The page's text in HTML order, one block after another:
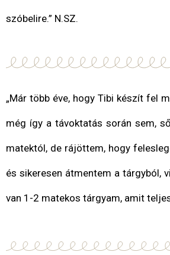
szóbelire.” N.SZ.
„Már több éve, hogy Tibi készít fel
még így a távoktatás során sem,
matektól, de rájöttem, hogy
és sikeresen átmentem a tárgyból,
van 1-2 matekos tárgyam, amit